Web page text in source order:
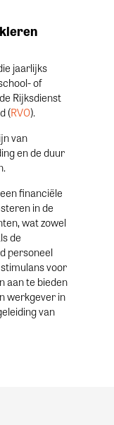
jaarlijks
of
Rijksdienst
(RVO).
van
en de duur
financiële
in de
wat zowel
de
personeel
voor
aan te bieden
werkgever in
van